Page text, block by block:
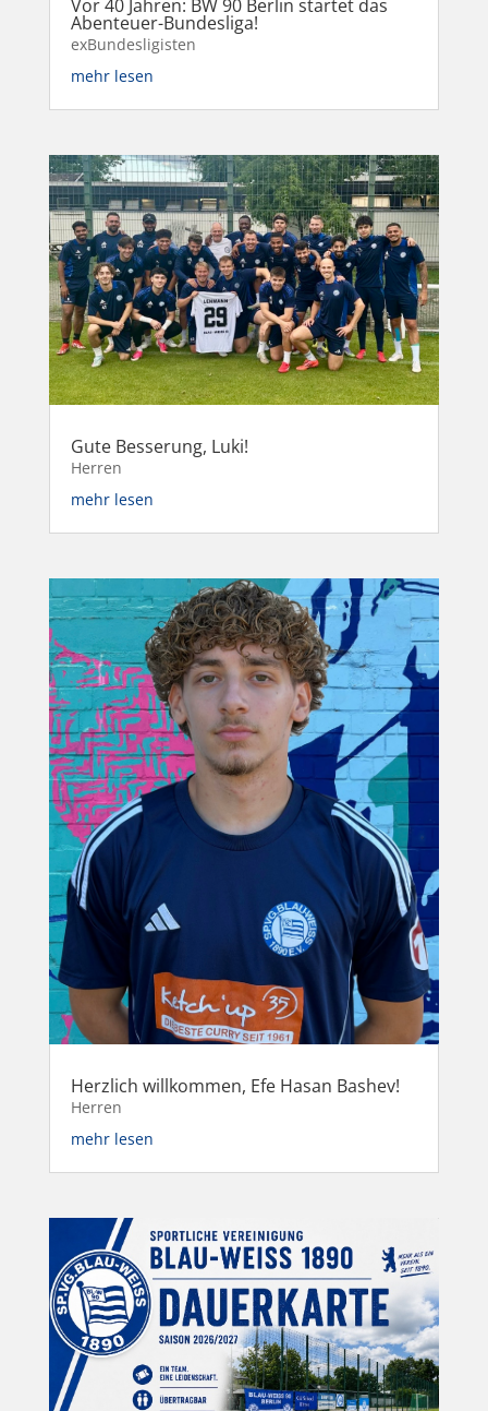
Vor 40 Jahren: BW 90 Berlin startet das
Abenteuer-Bundesliga!
exBundesligisten
mehr lesen
Gute Besserung, Luki!
Herren
mehr lesen
Herzlich willkommen, Efe Hasan Bashev!
Herren
mehr lesen